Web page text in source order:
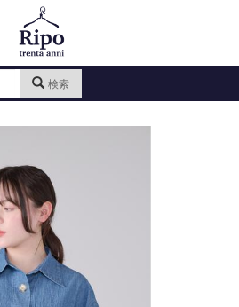
検索